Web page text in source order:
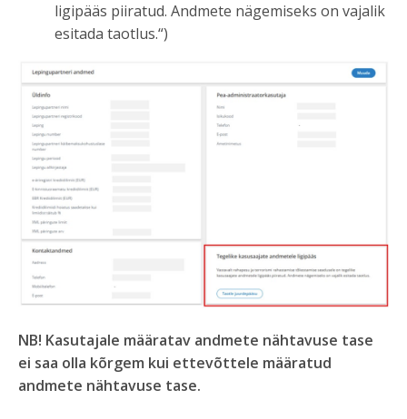
ligipääs piiratud. Andmete nägemiseks on vajalik
esitada taotlus.“)
NB! Kasutajale määratav andmete nähtavuse tase
ei saa olla kõrgem kui ettevõttele määratud
andmete nähtavuse tase.